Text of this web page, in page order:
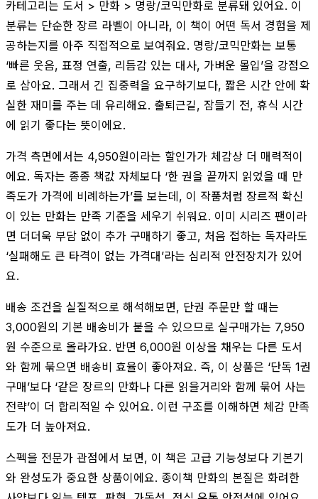
카테고리는 도서 > 만화 > 명랑/코믹만화로 분류돼 있어요. 이
분류는 단순한 장르 라벨이 아니라, 이 책이 어떤 독서 경험을 제
공하는지를 아주 직접적으로 보여줘요. 명랑/코믹만화는 보통
‘빠른 웃음, 표정 연출, 리듬감 있는 대사, 가벼운 몰입’을 강점으
로 삼아요. 그래서 긴 집중력을 요구하기보다, 짧은 시간 안에 확
실한 재미를 주는 데 유리해요. 출퇴근길, 잠들기 전, 휴식 시간
에 읽기 좋다는 뜻이에요.
가격 측면에서는 4,950원이라는 할인가가 체감상 더 매력적이
에요. 독자는 종종 책값 자체보다 ‘한 권을 끝까지 읽었을 때 만
족도가 가격에 비례하는가’를 보는데, 이 작품처럼 장르적 확신
이 있는 만화는 만족 기준을 세우기 쉬워요. 이미 시리즈 팬이라
면 더더욱 부담 없이 추가 구매하기 좋고, 처음 접하는 독자라도
‘실패해도 큰 타격이 없는 가격대’라는 심리적 안전장치가 있어
요.
배송 조건을 실질적으로 해석해보면, 단권 주문만 할 때는
3,000원의 기본 배송비가 붙을 수 있으므로 실구매가는 7,950
원 수준으로 올라가요. 반면 6,000원 이상을 채우는 다른 도서
와 함께 묶으면 배송비 효율이 좋아져요. 즉, 이 상품은 ‘단독 1권
구매’보다 ‘같은 장르의 만화나 다른 읽을거리와 함께 묶어 사는
전략’이 더 합리적일 수 있어요. 이런 구조를 이해하면 체감 만족
도가 더 높아져요.
스펙을 전문가 관점에서 보면, 이 책은 고급 기능성보다 기본기
와 완성도가 중요한 상품이에요. 종이책 만화의 본질은 화려한